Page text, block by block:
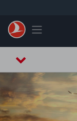
Toggle